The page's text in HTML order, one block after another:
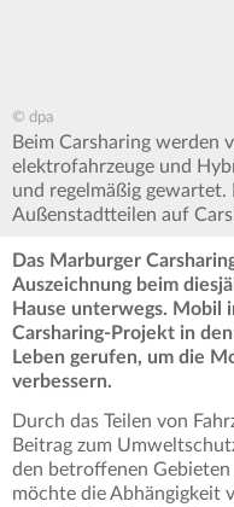
© dpa
Beim Carsharing werden
elektrofahrzeuge und
und regelmäßig
Außenstadtteilen auf
Das Marburger
Auszeichnung beim
Hause unterwegs. Mobil
Carsharing-Projekt in
Leben gerufen, um die
verbessern.
Durch das Teilen von
Beitrag zum
den betroffenen
möchte die Abhängigkeit